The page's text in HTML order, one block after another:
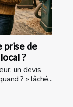
prise de
?
un devis
? » lâché...